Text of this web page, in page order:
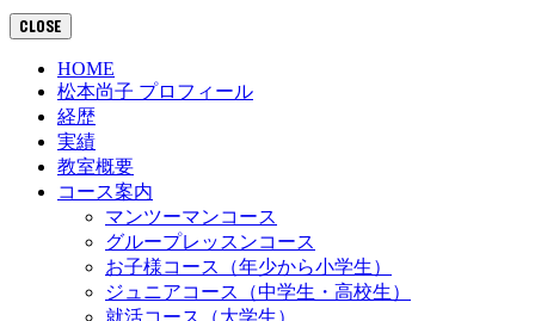
CLOSE
HOME
松本尚子 プロフィール
経歴
実績
教室概要
コース案内
マンツーマンコース
グループレッスンコース
お子様コース（年少から小学生）
ジュニアコース（中学生・高校生）
就活コース（大学生）